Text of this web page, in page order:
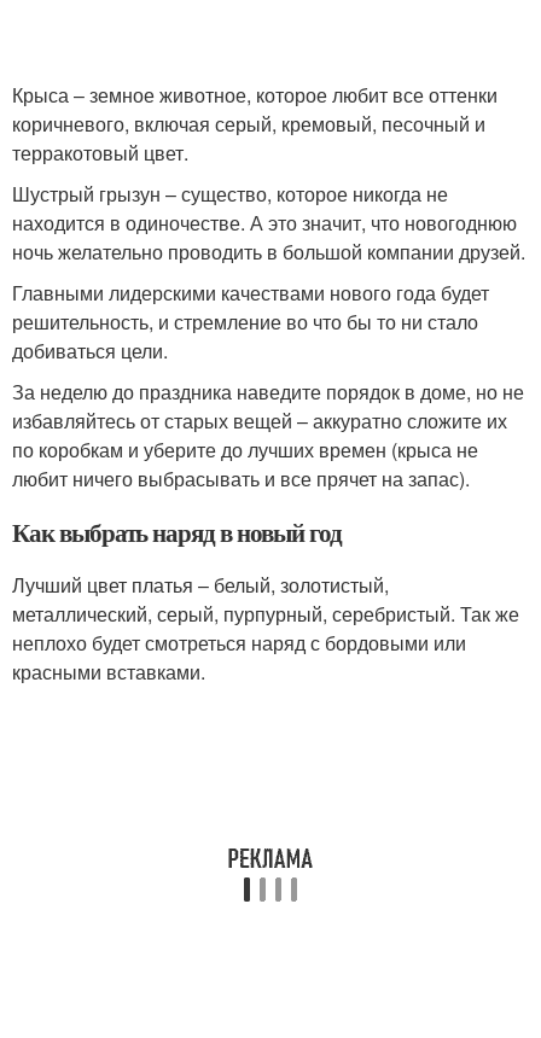
Крыса – земное животное, которое любит все оттенки
коричневого, включая серый, кремовый, песочный и
терракотовый цвет.
Шустрый грызун – существо, которое никогда не
находится в одиночестве. А это значит, что новогоднюю
ночь желательно проводить в большой компании друзей.
Главными лидерскими качествами нового года будет
решительность, и стремление во что бы то ни стало
добиваться цели.
За неделю до праздника наведите порядок в доме, но не
избавляйтесь от старых вещей – аккуратно сложите их
по коробкам и уберите до лучших времен (крыса не
любит ничего выбрасывать и все прячет на запас).
Как выбрать наряд в новый год
Лучший цвет платья – белый, золотистый,
металлический, серый, пурпурный, серебристый. Так же
неплохо будет смотреться наряд с бордовыми или
красными вставками.